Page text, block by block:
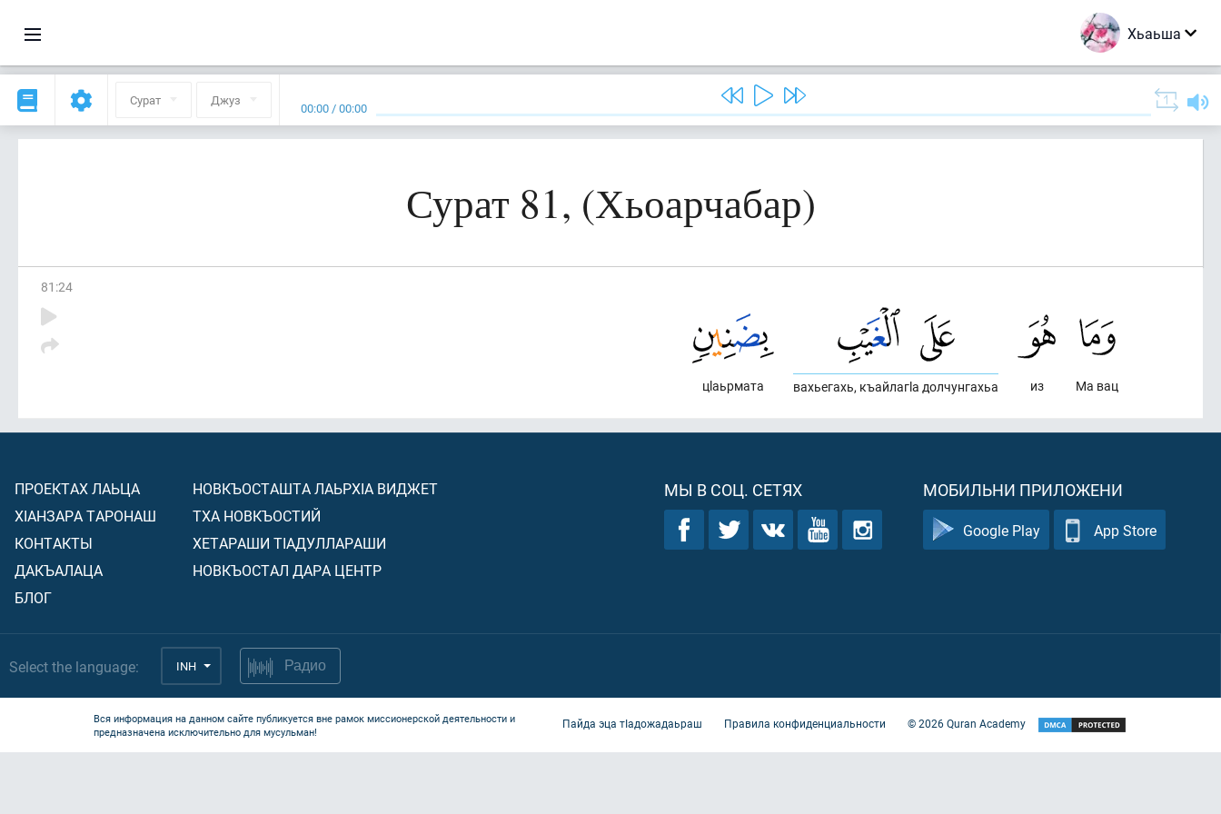
Хьаьша
Сурат Джуз 00:00 /00:00
Сурат 81, (Хьоарчабар)
81 :24
Ма вац
из
вахьегахь, къайлагlа долчунгахьа
цlаьрмата
ПРОЕКТАХ ЛАЬЦА
ХIАНЗАРА ТАРОНАШ
КОНТАКТЫ
ДАКЪАЛАЦА
БЛОГ
НОВКЪОСТАШТА ЛАЬРХIА ВИДЖЕТ
ТХА НОВКЪОСТИЙ
ХЕТАРАШИ ТIАДУЛЛАРАШИ
НОВКЪОСТАЛ ДАРА ЦЕНТР
МЫ В СОЦ. СЕТЯХ МОБИЛЬНИ ПРИЛОЖЕНИ
Google Play App Store
Select the language: INH Радио
Вся информация на данном сайте публикуется вне рамок миссионерской деятельности и
предназначена исключительно для мусульман!
Пайда эца тIадожадаьраш Правила конфиденциальности ©2026Quran Academy